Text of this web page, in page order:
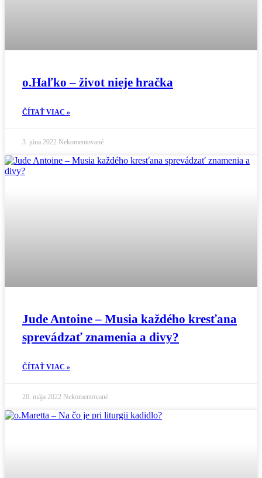
o.Haľko – život nieje hračka
ČÍTAŤ VIAC »
3. júna 2022 Nekomentované
Jude Antoine – Musia každého kresťana
sprevádzať znamenia a divy?
ČÍTAŤ VIAC »
20. mája 2022 Nekomentované